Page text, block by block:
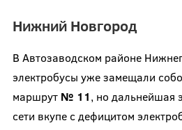
Нижний Новгород
В Автозаводском районе
электробусы уже замещали
маршрут № 11, но дальнейшая
сети вкупе с дефицитом